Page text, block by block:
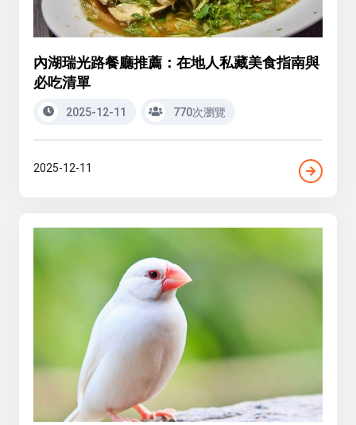
內湖瑞光路餐廳推薦：在地人私藏美食指南與
必吃清單
2025-12-11 770次瀏覽
2025-12-11